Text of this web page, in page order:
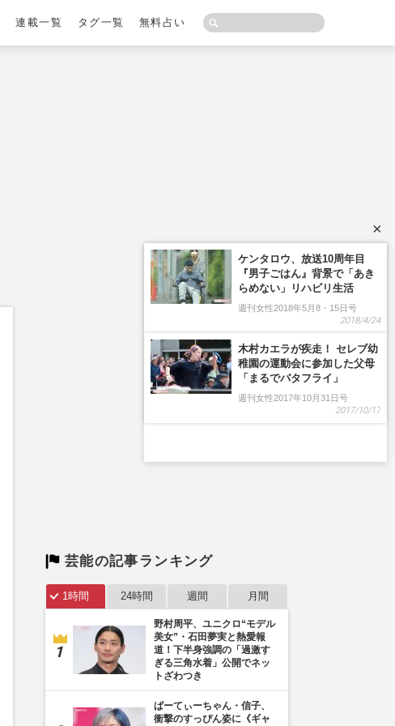
連載一覧 タグ一覧 無料占い
芸能の記事ランキング
1時間 24時間 週間 月間
野村周平、ユニクロ“モデル
美女”・石田夢実と熱愛報
道！下半身強調の「過激す
ぎる三角水着」公開でネッ
トざわつき
ぱーてぃーちゃん・信子、
衝撃のすっぴん姿に《ギャ
×
ケンタロウ、放送10周年目
『男子ごはん』背景で「あき
らめない」リハビリ生活
週刊女性2018年5月8・15日号
2018/4/24
木村カエラが疾走！ セレブ幼
稚園の運動会に参加した父母
「まるでバタフライ」
週刊女性2017年10月31日号
2017/10/17